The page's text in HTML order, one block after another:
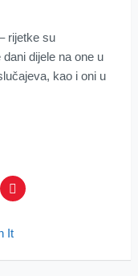
rijetke su
dijele na one u
kao i oni u
It